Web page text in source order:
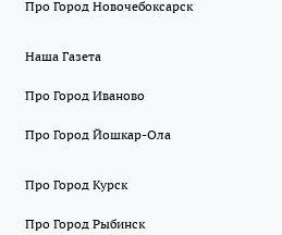
Про Город Новочебоксарск
Наша Газета
Про Город Иваново
Про Город Йошкар-Ола
Про Город Курск
Про Город Рыбинск